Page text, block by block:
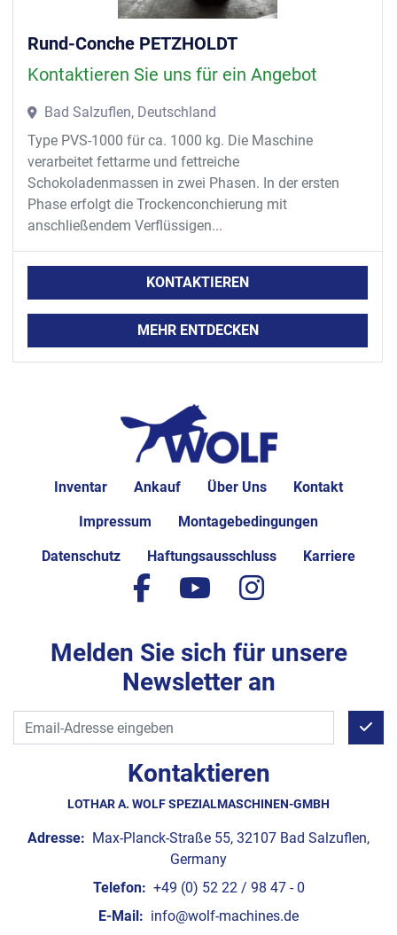
Rund-Conche PETZHOLDT
Kontaktieren Sie uns für ein Angebot
Bad Salzuflen, Deutschland
Type PVS-1000 für ca. 1000 kg. Die Maschine
verarbeitet fettarme und fettreiche
Schokoladenmassen in zwei Phasen. In der ersten
Phase erfolgt die Trockenconchierung mit
anschließendem Verflüssigen...
KONTAKTIEREN
MEHR ENTDECKEN
Inventar Ankauf Über Uns Kontakt
Impressum Montagebedingungen
Datenschutz Haftungsausschluss Karriere
Kontaktieren
LOTHAR A. WOLF SPEZIALMASCHINEN-GMBH
Adresse: Max-Planck-Straße 55, 32107 Bad Salzuflen,
Germany
Telefon: +49 (0) 52 22 / 98 47 - 0
E-Mail: info@wolf-machines.de
facebook
youtubeinstagram
Melden Sie sich für unsere
Newsletter an